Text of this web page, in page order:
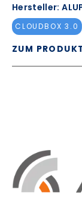
Hersteller:
CLOUDBOX 3.0
ZUM